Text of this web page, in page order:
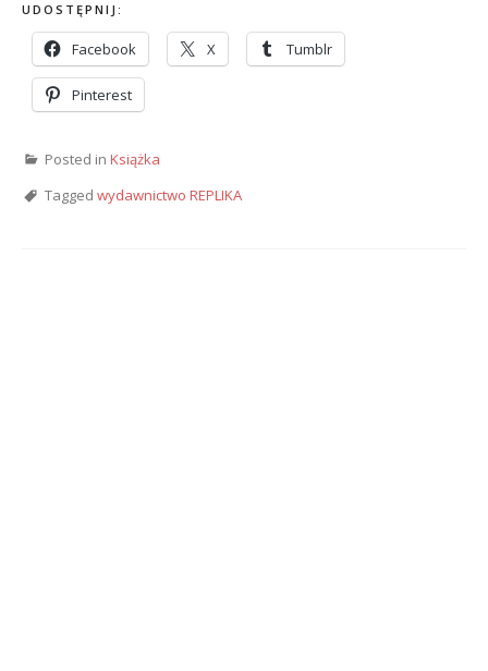
UDOSTĘPNIJ:
Facebook X Tumblr
Pinterest
Posted in Książka
Tagged wydawnictwo REPLIKA